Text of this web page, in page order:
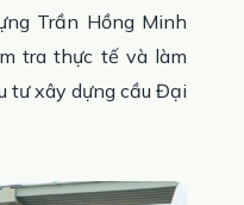
Trần Hồng Minh
tra thực tế và làm
tư xây dựng cầu Đại